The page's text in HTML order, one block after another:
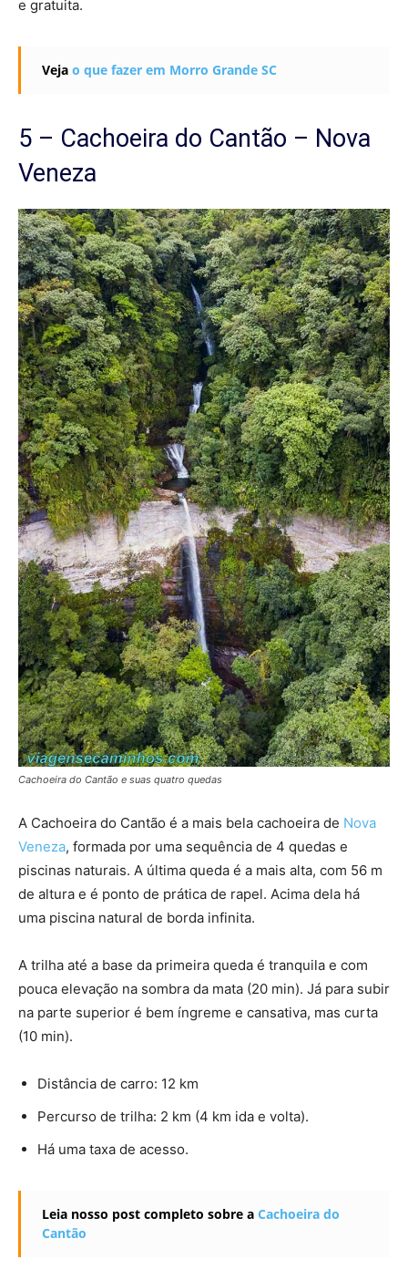
e gratuita.
Veja o que fazer em Morro Grande SC
5 – Cachoeira do Cantão – Nova
Veneza
Cachoeira do Cantão e suas quatro quedas
A Cachoeira do Cantão é a mais bela cachoeira de Nova
Veneza, formada por uma sequência de 4 quedas e
piscinas naturais. A última queda é a mais alta, com 56 m
de altura e é ponto de prática de rapel. Acima dela há
uma piscina natural de borda infinita.
A trilha até a base da primeira queda é tranquila e com
pouca elevação na sombra da mata (20 min). Já para subir
na parte superior é bem íngreme e cansativa, mas curta
(10 min).
Distância de carro: 12 km
Percurso de trilha: 2 km (4 km ida e volta).
Há uma taxa de acesso.
Leia nosso post completo sobre a Cachoeira do
Cantão